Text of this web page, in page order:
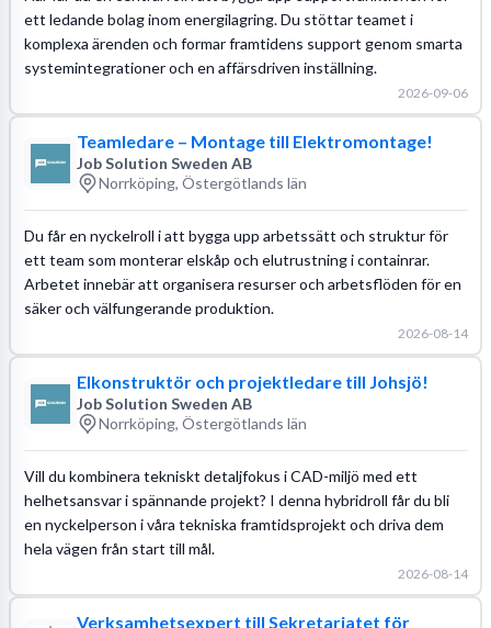
ett ledande bolag inom energilagring. Du stöttar teamet i
komplexa ärenden och formar framtidens support genom smarta
systemintegrationer och en affärsdriven inställning.
2026-09-06
Teamledare – Montage till Elektromontage!
Job Solution Sweden AB
Norrköping, Östergötlands län
Du får en nyckelroll i att bygga upp arbetssätt och struktur för
ett team som monterar elskåp och elutrustning i containrar.
Arbetet innebär att organisera resurser och arbetsflöden för en
säker och välfungerande produktion.
2026-08-14
Elkonstruktör och projektledare till Johsjö!
Job Solution Sweden AB
Norrköping, Östergötlands län
Vill du kombinera tekniskt detaljfokus i CAD-miljö med ett
helhetsansvar i spännande projekt? I denna hybridroll får du bli
en nyckelperson i våra tekniska framtidsprojekt och driva dem
hela vägen från start till mål.
2026-08-14
Verksamhetsexpert till Sekretariatet för